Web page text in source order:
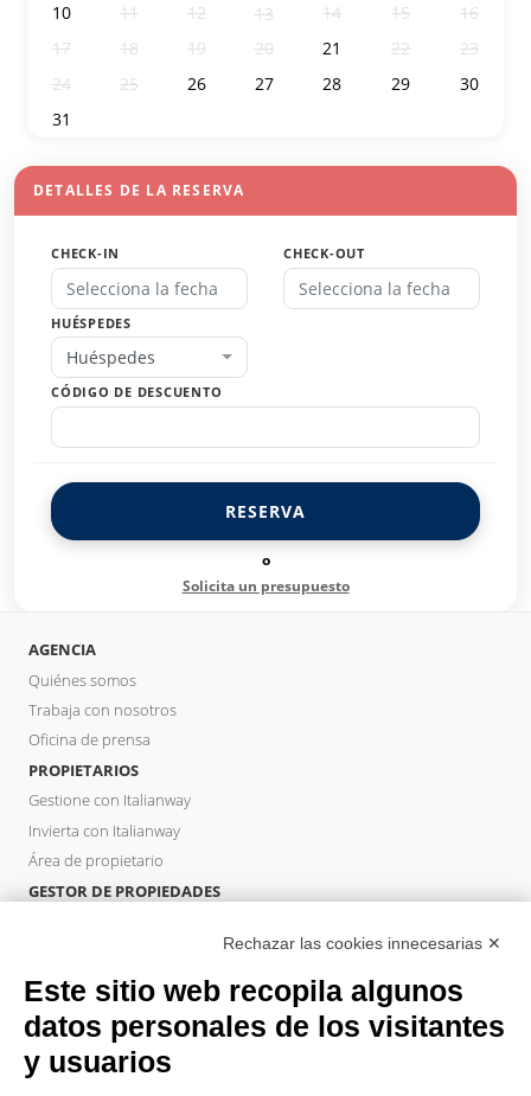
10
11 12 13 14 15
16
17
18 19 20 21 22
23
24
25 26 27 28 29
30
31
DETALLES DE LA RESERVA
CHECK-IN CHECK-OUT
HUÉSPEDES
Huéspedes
CÓDIGO DE DESCUENTO
RESERVA
o
Solicita un presupuesto
AGENCIA
Quiénes somos
Trabaja con nosotros
Oficina de prensa
PROPIETARIOS
Gestione con Italianway
Invierta con Italianway
Área de propietario
GESTOR DE PROPIEDADES
HUÉSPEDES
Reserve una estancia
Estancias largas
Experiencias para los Huéspedes
Rechazar las cookies innecesarias ✕
Este sitio web recopila algunos
datos personales de los visitantes
y usuarios